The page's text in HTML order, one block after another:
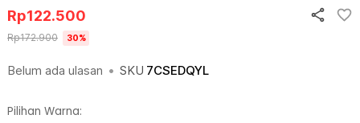
Belum ada ulasan • SKU 7CSEDQYL
Rp122.500
Rp172.900 30%
Pilihan Warna: